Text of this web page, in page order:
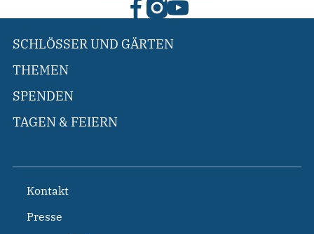
SCHLÖSSER UND GÄRTEN
THEMEN
SPENDEN
TAGEN & FEIERN
Kontakt
Presse